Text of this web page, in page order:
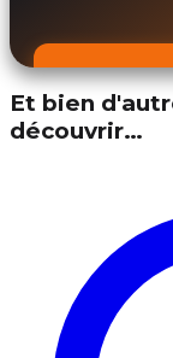
Et bien
découvrir…